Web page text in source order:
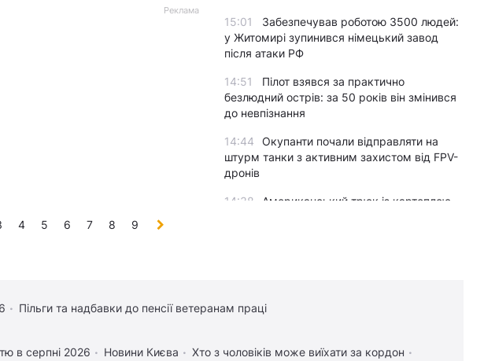
Реклама
15:01
Забезпечував роботою 3500 людей:
у Житомирі зупинився німецький завод
після атаки РФ
14:51
Пілот взявся за практично
безлюдний острів: за 50 років він змінився
до невпізнання
14:44
Окупанти почали відправляти на
штурм танки з активним захистом від FPV-
дронів
14:38
Американський трюк із картоплею
14:16
Три яблука сховалися серед птахів:
4 5 6 7 8 9
Пільги та надбавки до пенсії ветеранам праці
в серпні 2026 Новини Києва
Хто з чоловіків може виїхати за кордон